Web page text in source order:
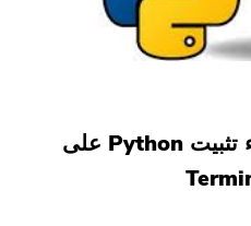
الطريقة الثالثة: قم بإلغاء تثبيت Python على